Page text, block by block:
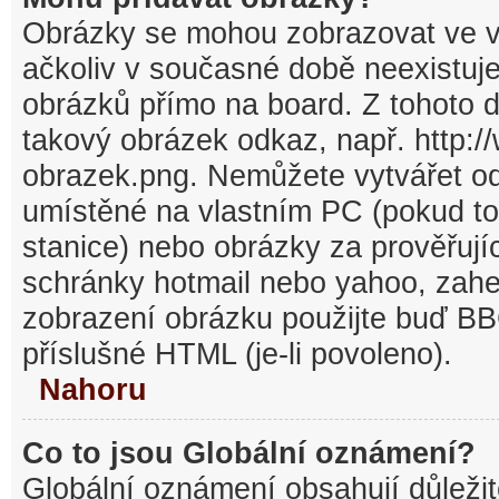
Obrázky se mohou zobrazovat ve
ačkoliv v současné době
obrázků přímo na board. Z tohoto
takový obrázek odkaz, např.
obrazek.png. Nemůžete vytvářet
umístěné na vlastním PC (pokud
stanice) nebo obrázky za
schránky hotmail nebo yahoo,
zobrazení obrázku použijte buď
příslušné HTML (je-li povoleno).
Nahoru
Co to jsou Globální oznámení?
Globální oznámení obsahují